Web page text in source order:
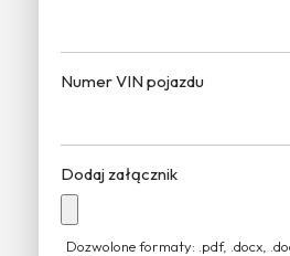
Numer VIN pojazdu
Dodaj załącznik
Dozwolone formaty: .pdf, .docx,